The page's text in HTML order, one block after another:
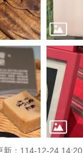
新：114-12-24 14:20